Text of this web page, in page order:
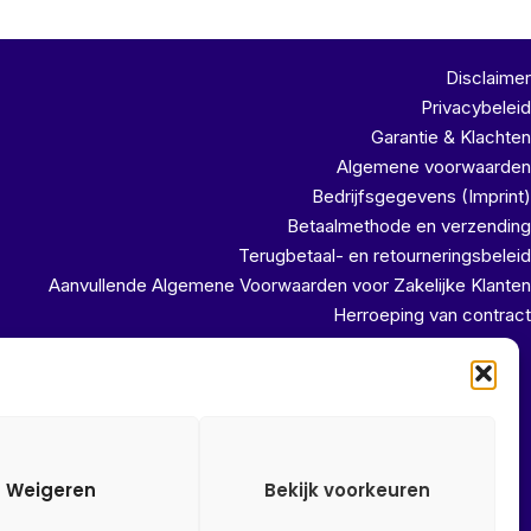
Weigeren Bekijk voorkeuren
Disclaimer
Privacybeleid
Garantie & Klachten
Algemene voorwaarden
Bedrijfsgegevens (Imprint)
Betaalmethode en verzending
Terugbetaal- en retourneringsbeleid
Aanvullende Algemene Voorwaarden voor Zakelijke Klanten
Herroeping van contract